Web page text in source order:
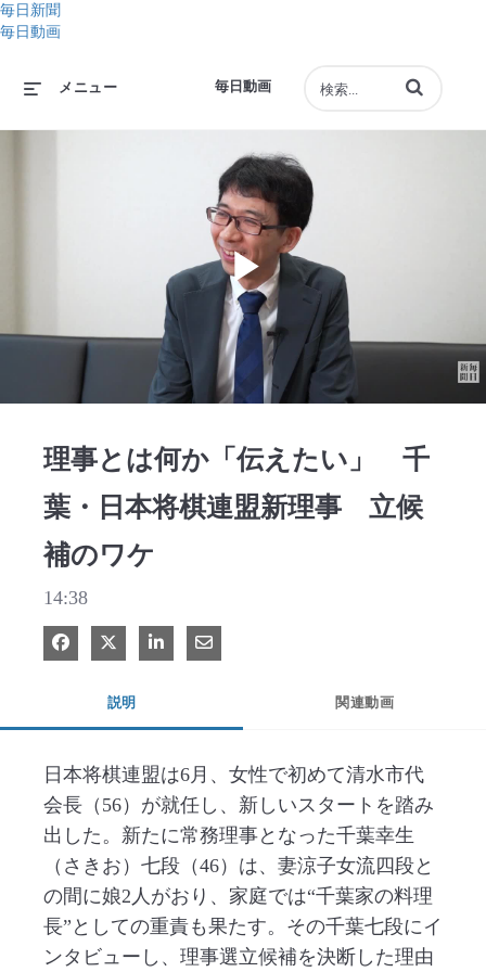
毎日新聞
毎日動画
毎日動画
メニュー 動画の検索語句
Play
理事とは何か「伝えたい」 千
葉・日本将棋連盟新理事 立候
補のワケ
14:38
Facebook で共有
Xで共有する
LinkedIn で共有
電子メールで共有
説明 関連動画
日本将棋連盟は6月、女性で初めて清水市代
会長（56）が就任し、新しいスタートを踏み
出した。新たに常務理事となった千葉幸生
（さきお）七段（46）は、妻涼子女流四段と
の間に娘2人がおり、家庭では“千葉家の料理
長”としての重責も果たす。その千葉七段にイ
ンタビューし、理事選立候補を決断した理由